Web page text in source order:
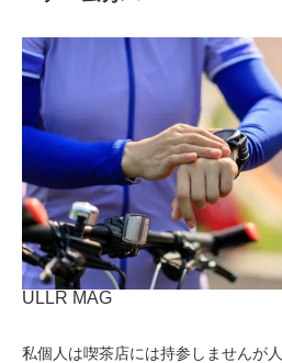
ULLR MAG
私個人は喫茶店には持参しませんが